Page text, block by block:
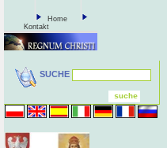
Home
Kontakt
SUCHE